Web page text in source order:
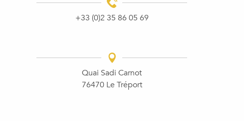
+33 (0)2 35 86 05 69
Quai Sadi Carnot
76470 Le Tréport